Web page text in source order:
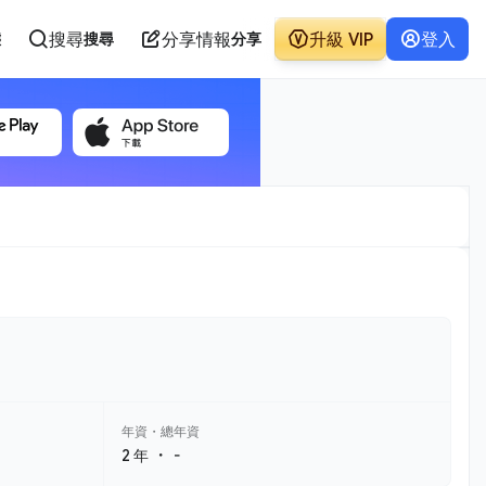
搜尋搜尋 分享情報分享 升級 VIP 登入
年資・總年資
2 年 ・ -